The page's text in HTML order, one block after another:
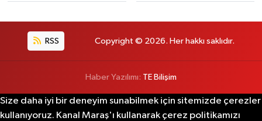
RSS Copyright © 2026. Her hakkı saklıdır.
Haber Yazılımı: TE Bilişim
Size daha iyi bir deneyim sunabilmek için sitemizde çerezler
kullanıyoruz. Kanal Maraş'ı kullanarak çerez politikamızı